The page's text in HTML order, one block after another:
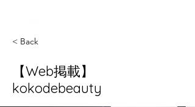
< Back
【Web掲載】
kokodebeauty